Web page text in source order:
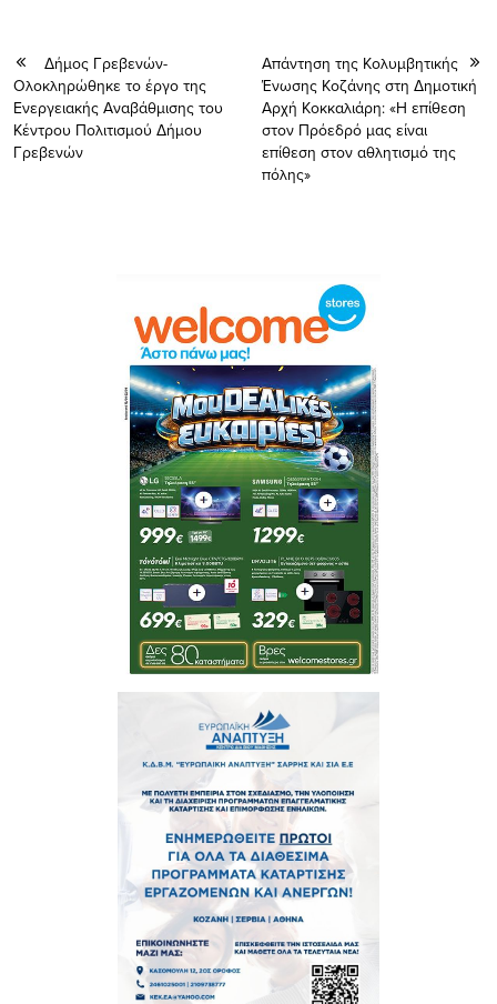
Δήμος Γρεβενών-
Ολοκληρώθηκε το έργο της
Ενεργειακής Αναβάθμισης του
Κέντρου Πολιτισμού Δήμου
Γρεβενών
Απάντηση της Κολυμβητικής
Ένωσης Κοζάνης στη Δημοτική
Αρχή Κοκκαλιάρη: «Η επίθεση
στον Πρόεδρό μας είναι
επίθεση στον αθλητισμό της
πόλης»